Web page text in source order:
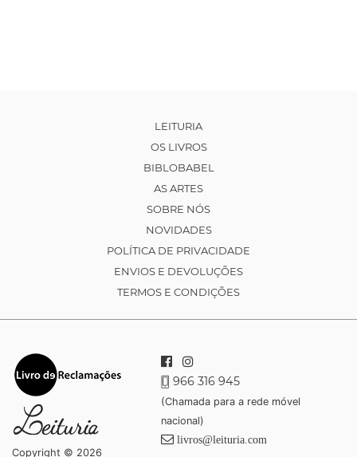
LEITURIA
OS LIVROS
BIBLOBABEL
AS ARTES
SOBRE NÓS
NOVIDADES
POLÍTICA DE PRIVACIDADE
ENVIOS E DEVOLUÇÕES
TERMOS E CONDIÇÕES
Copyright © 2026
966 316 945
(Chamada para a rede móvel
nacional)
livros@leituria.com